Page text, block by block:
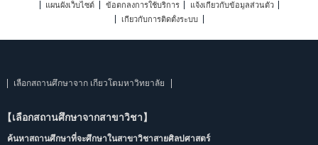
แผนผังเว็บไซต์
ข้อตกลงการใช้บริการ
แจ้งเกี่ยวกับข้อมูลส่วนตัว
เกี่ยวกับการติดตั้งระบบ
เลือกสถานศึกษาจาก เกียวโตมหาวิทยาลัย
【เลือกสถานศึกษาจากสาขาวิชา】
ค้นหาสถานศึกษาที่จะศึกษาในสาขาวิชาสายศิลปศาสตร์